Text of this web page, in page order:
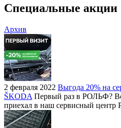
Специальные акции
Архив
2 февраля 2022 Выгода 20% на
ŠKODA Первый раз в РОЛЬФ?
приехал в наш сервисный